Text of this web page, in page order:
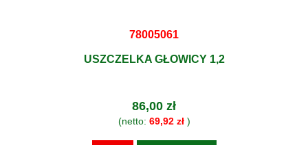
78005061
USZCZELKA GŁOWICY 1,2
86,00 zł
(netto: 69,92 zł)